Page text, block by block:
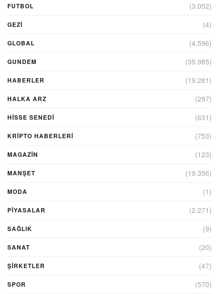
FUTBOL (3.052)
GEZI (4)
GLOBAL (4.596)
GUNDEM (35.985)
HABERLER (19.281)
HALKA ARZ (297)
HİSSE SENEDİ (631)
KRIPTO HABERLERI (753)
MAGAZİN (123)
MANŞET (19.356)
MODA (1)
PİYASALAR (2.271)
SAĞLIK (9)
SANAT (20)
ŞIRKETLER (47)
SPOR (570)